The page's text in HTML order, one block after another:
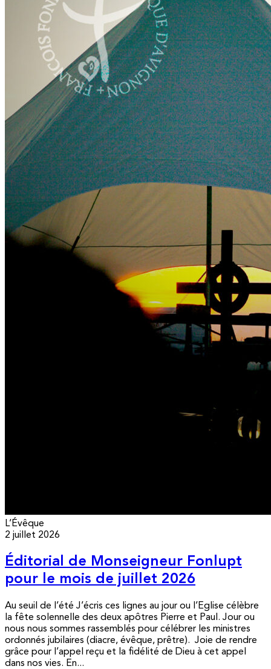
L’Évêque
2 juillet 2026
Éditorial de Monseigneur Fonlupt
pour le mois de juillet 2026
Au seuil de l’été J’écris ces lignes au jour ou l’Eglise célèbre
la fête solennelle des deux apôtres Pierre et Paul. Jour ou
nous nous sommes rassemblés pour célébrer les ministres
ordonnés jubilaires (diacre, évêque, prêtre). Joie de rendre
grâce pour l’appel reçu et la fidélité de Dieu à cet appel
dans nos vies. En...